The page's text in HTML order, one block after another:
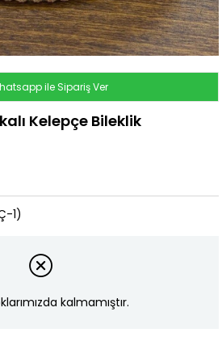
ile Sipariş Ver
Kelepçe Bileklik
1)
kalmamıştır.